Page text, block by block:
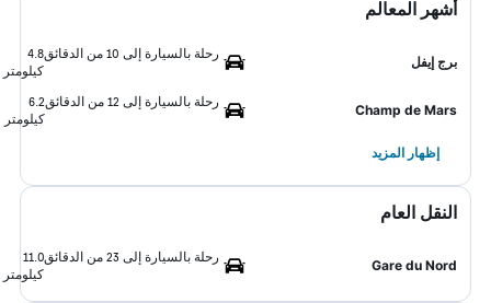
أشهر المعالم
برج إيفل
رحلة بالسيارة إلى 10 من الدقائق
4.8
كيلومتر
Champ de Mars
رحلة بالسيارة إلى 12 من الدقائق
6.2
كيلومتر
إظهار المزيد
النقل العام
Gare du Nord
رحلة بالسيارة إلى 23 من الدقائق
11.0
كيلومتر